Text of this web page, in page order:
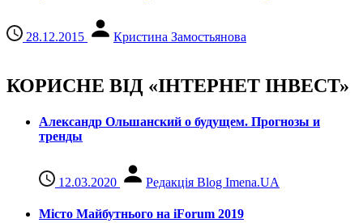
28.12.2015 Кристина Замостьянова
КОРИСНЕ ВІД «ІНТЕРНЕТ ІНВЕСТ»
Александр Ольшанский о будущем. Прогнозы и
тренды
12.03.2020 Редакція Blog Imena.UA
Місто Майбутнього на iForum 2019